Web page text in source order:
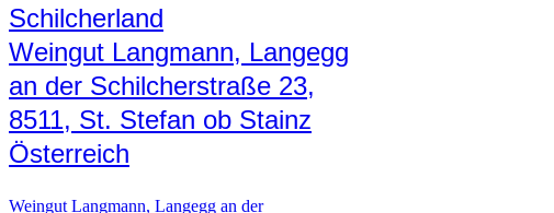
Schilcherland
Weingut Langmann, Langegg
an der Schilcherstraße 23,
8511, St. Stefan ob Stainz
Österreich
Weingut Langmann, Langegg an der